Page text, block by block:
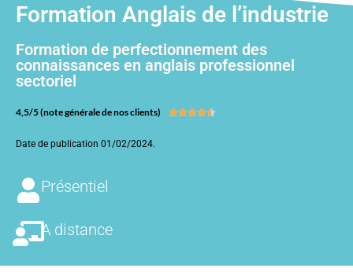
Formation Anglais de l’industrie
Formation de perfectionnement des
connaissances en anglais professionnel
sectoriel
4,5/5 (note générale de nos clients) 
Date de publication 01/02/2024.
Présentiel
A distance